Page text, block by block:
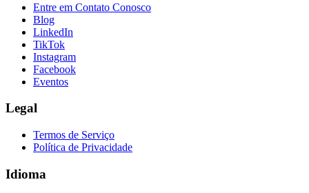
Entre em Contato Conosco
Blog
LinkedIn
TikTok
Instagram
Facebook
Eventos
Legal
Termos de Serviço
Política de Privacidade
Idioma